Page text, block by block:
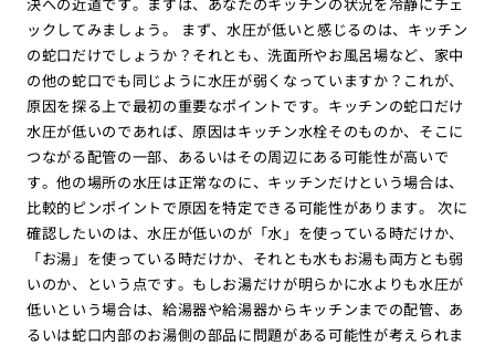
ックしてみましょう。 まず、水圧が低いと感じるのは、キッチン
の蛇口だけでしょうか？それとも、洗面所やお風呂場など、家中
の他の蛇口でも同じように水圧が弱くなっていますか？これが、
原因を探る上で最初の重要なポイントです。キッチンの蛇口だけ
水圧が低いのであれば、原因はキッチン水栓そのものか、そこに
つながる配管の一部、あるいはその周辺にある可能性が高いで
す。他の場所の水圧は正常なのに、キッチンだけという場合は、
比較的ピンポイントで原因を特定できる可能性があります。 次に
確認したいのは、水圧が低いのが「水」を使っている時だけか、
「お湯」を使っている時だけか、それとも水もお湯も両方とも弱
いのか、という点です。もしお湯だけが明らかに水よりも水圧が
低いという場合は、給湯器や給湯器からキッチンまでの配管、あ
るいは蛇口内部のお湯側の部品に問題がある可能性が考えられま